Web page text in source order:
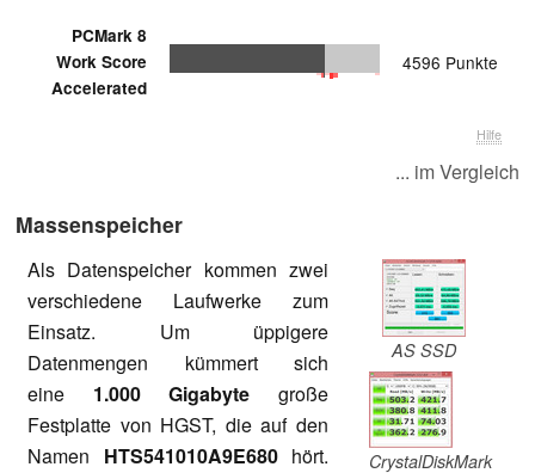
PCMark 8
Work Score
Accelerated
4596 Punkte
Hilfe
... im Vergleich
Massenspeicher
AS SSD
CrystalDiskMark
Als Datenspeicher kommen zwei
verschiedene Laufwerke zum
Einsatz. Um üppigere
Datenmengen kümmert sich
eine 1.000 Gigabyte große
Festplatte von HGST, die auf den
Namen HTS541010A9E680 hört.